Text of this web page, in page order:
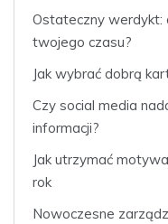
Ostateczny werdykt:
twojego czasu?
Jak wybrać dobrą
Czy social media
informacji?
Jak utrzymać
rok
Nowoczesne